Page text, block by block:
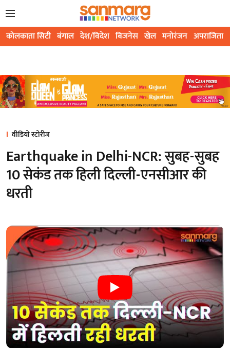
कोलकाता सिटी बंगाल देश/विदेश बिजनेस खेल मनोरंजन अपराजिता
वीडियो स्टोरीज
Earthquake in Delhi-NCR: सुबह-सुबह
10 सेकंड तक हिली दिल्ली-एनसीआर की
धरती